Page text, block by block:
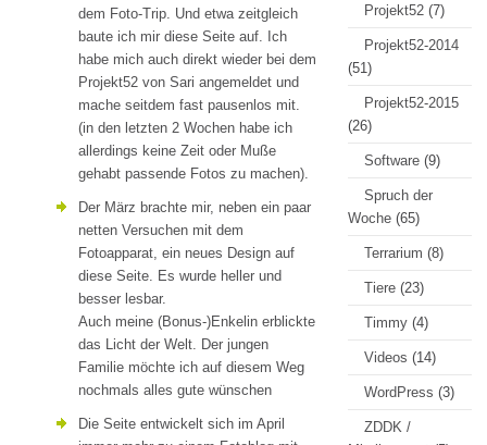
dem Foto-Trip. Und etwa zeitgleich
baute ich mir diese Seite auf. Ich
habe mich auch direkt wieder bei dem
Projekt52 von Sari angemeldet und
mache seitdem fast pausenlos mit.
(in den letzten 2 Wochen habe ich
allerdings keine Zeit oder Muße
gehabt passende Fotos zu machen).
Der März brachte mir, neben ein paar
netten Versuchen mit dem
Fotoapparat, ein neues Design auf
diese Seite. Es wurde heller und
besser lesbar.
Auch meine (Bonus-)Enkelin erblickte
das Licht der Welt. Der jungen
Familie möchte ich auf diesem Weg
nochmals alles gute wünschen
Die Seite entwickelt sich im April
Projekt52 (7)
Projekt52-2014
(51)
Projekt52-2015
(26)
Software (9)
Spruch der
Woche (65)
Terrarium (8)
Tiere (23)
Timmy (4)
Videos (14)
WordPress (3)
ZDDK /